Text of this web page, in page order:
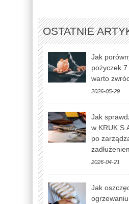
OSTATNIE
Jak
pożyczek
warto
2026-05-29
Jak
w KRUK
po
2026-04-21
Jak